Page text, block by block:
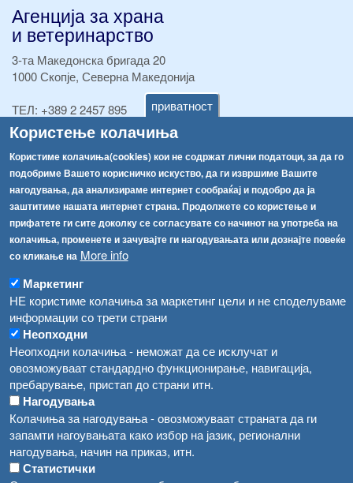
приватност
Користење колачиња
Користиме колачиња(cookies) кои не содржат лични податоци, за да го
подобриме Вашето корисничко искуство, да ги извршиме Вашите
нагодувања, да анализираме интернет сообраќај и подобро да ја
заштитиме нашата интернет страна. Продолжете со користење и
прифатете ги сите доколку се согласувате со начинот на употреба на
колачиња, променете и зачувајте ги нагодувањата или дознајте повеќе
со кликање на More info
Маркетинг
НЕ користиме колачиња за маркетинг цели и не споделуваме
информации со трети страни
Неопходни
Неопходни колачиња - неможат да се исклучат и
овозможуваат стандардно функционирање, навигација,
пребарување, пристап до страни итн.
Нагодувања
Колачиња за нагодувања - овозможуваат страната да ги
запамти нагоувањата како избор на јазик, регионални
нагодувања, начин на приказ, итн.
Статистички
Агенција за храна
и ветеринарство
3-та Македонска бригада 20
1000 Скопје, Северна Македонија
ТЕЛ: +389 2 2457 895
ТЕЛ:+389 2 2457 873
Факс:+389 2 2457 893
Факс:+389 2 2457 871
info@fva.gov.mk
[АХВ-претходна страна]
Соопштенија
Република Бугарија ги засили официјалните контроли при увоз на свежо овошје и зеленчук
Високите температури ризик од труење со храна, опасни се и за животните
Водата во Гостивар може да се користи како техничка, продолжува испораката на флаширана вода
Во Гостивар спроведени 70 вонредни контроли
Забраната за водата во Гостивар останува на сила, операторите да користат само технички безбедна вода
Навигација
Архива
Обрасци
Огласи